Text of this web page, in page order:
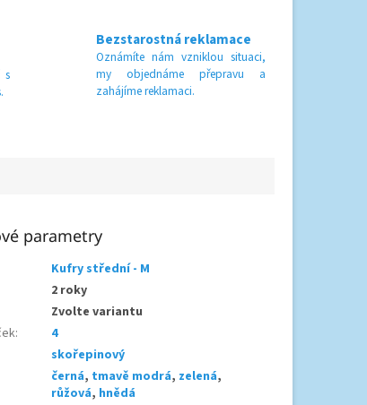
s
Bezstarostná reklamace
Oznámíte nám vzniklou situaci,
my objednáme přepravu a
zahájíme reklamaci.
parametry
Kufry střední - M
2 roky
Zvolte variantu
:
4
skořepinový
černá, tmavě modrá, zelená,
růžová, hnědá